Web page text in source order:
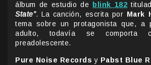
álbum de estudio de
blink 182
State”. La canción, escrita por Mark
tema sobre un protagonista que, a
adulto, todavía se comporta
preadolescente.
Pure Noise Records y Pabst Blue